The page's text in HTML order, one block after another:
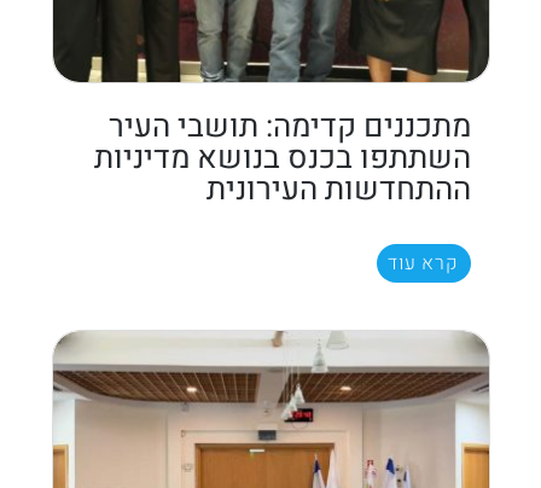
מתכננים קדימה: תושבי העיר
השתתפו בכנס בנושא מדיניות
ההתחדשות העירונית
קרא עוד